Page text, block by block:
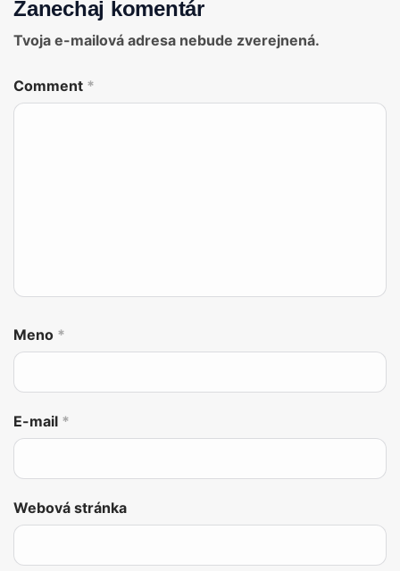
Zanechaj komentár
Tvoja e-mailová adresa nebude zverejnená.
Comment *
Meno *
E-mail *
Webová stránka